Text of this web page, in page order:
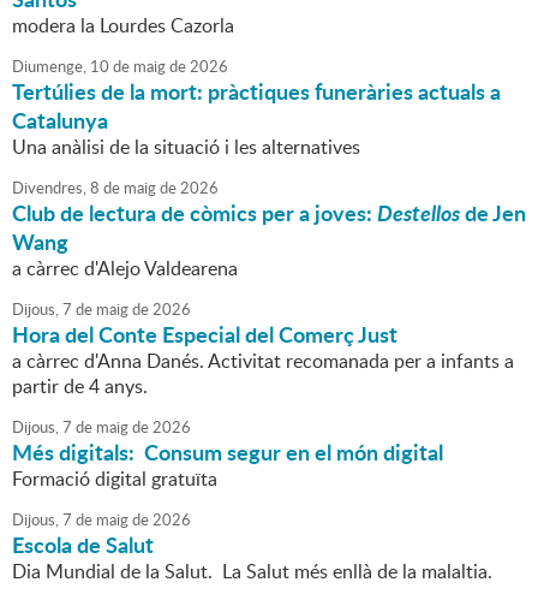
modera la Lourdes Cazorla
Diumenge, 10 de maigde2026
Tertúlies de la mort: pràctiques funeràries actuals a
Catalunya
Una anàlisi de la situació i les alternatives
Divendres,8 de maigde2026
Club de lectura de còmics per a joves:Destellosde Jen
Wang
a càrrec d'Alejo Valdearena
Dijous,7 de maigde2026
Hora del Conte Especial del Comerç Just
a càrrec d'Anna Danés. Activitat recomanada per a infants a
partir de 4 anys.
Dijous,7 de maigde2026
Més digitals: Consum segur en el món digital
Formació digital gratuïta
Dijous,7 de maigde2026
Escola de Salut
Dia Mundial de la Salut. La Salut més enllà de la malaltia.